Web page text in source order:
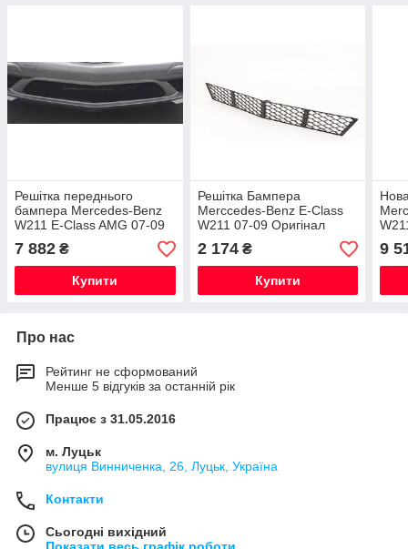
Решітка переднього
бампера Mercedes-Benz
W211 E-Class AMG 07-09
7 882 ₴
Купити
Решітка Бампера
Merccedes-Benz E-Class
W211 07-09 Оригінал
2 174₴
Купити
9
Про нас
Рейтинг не сформований
Менше 5 відгуків за останній рік
Працює з 31.05.2016
м. Луцьк
вулиця Винниченка, 26, Луцьк, Україна
Контакти
Сьогодні вихідний